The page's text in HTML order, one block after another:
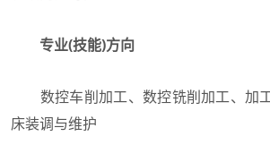
专业(技能)方向
数控车削加工、数控铣削加工、加
床装调与维护